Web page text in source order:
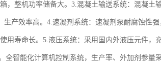
，整机功率储备大。3.混凝土输送系统：混凝土
产效率高。4.速凝剂系统：速凝剂泵耐腐蚀性强
用寿命长。5.液压系统：采用国内外液压元件，
全智能化计算机控制系统，生产率、外加剂参量